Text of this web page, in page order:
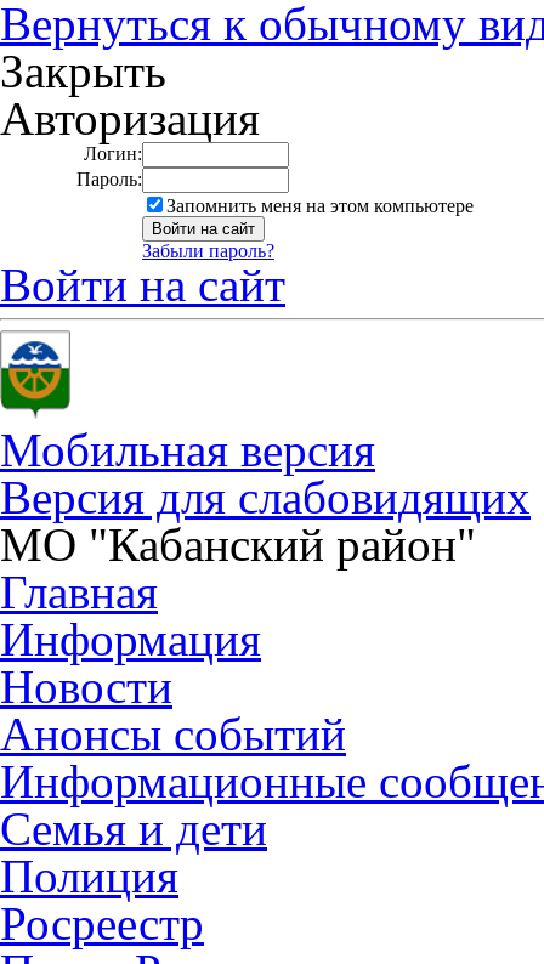
Вернуться к обычному
Закрыть
Авторизация
Логин:
Пароль:
Запомнить меня на этом компьютере
Забыли пароль?
Войти на сайт
Мобильная версия
Версия для слабовидящих
МО "Кабанский район"
Главная
Информация
Новости
Анонсы событий
Информационные
Семья и дети
Полиция
Росреестр